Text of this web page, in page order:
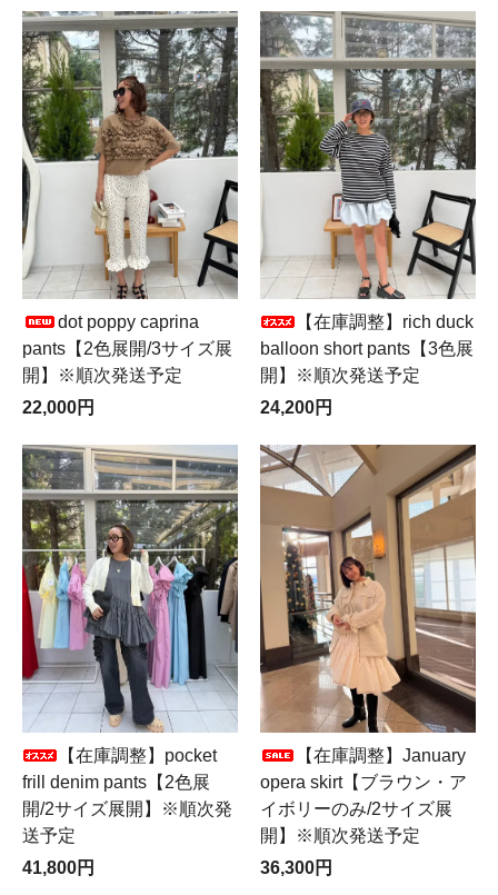
dot poppy caprina
pants【2色展開/3サイズ展
開】※順次発送予定
22,000円
【在庫調整】rich duck
balloon short pants【3色展
開】※順次発送予定
24,200円
【在庫調整】pocket
frill denim pants【2色展
開/2サイズ展開】※順次発
送予定
41,800円
【在庫調整】January
opera skirt【ブラウン・ア
イボリーのみ/2サイズ展
開】※順次発送予定
36,300円